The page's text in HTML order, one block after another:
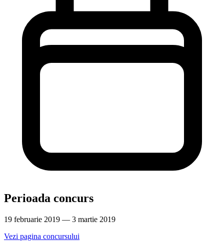
Perioada concurs
19 februarie 2019 — 3 martie 2019
Vezi pagina concursului